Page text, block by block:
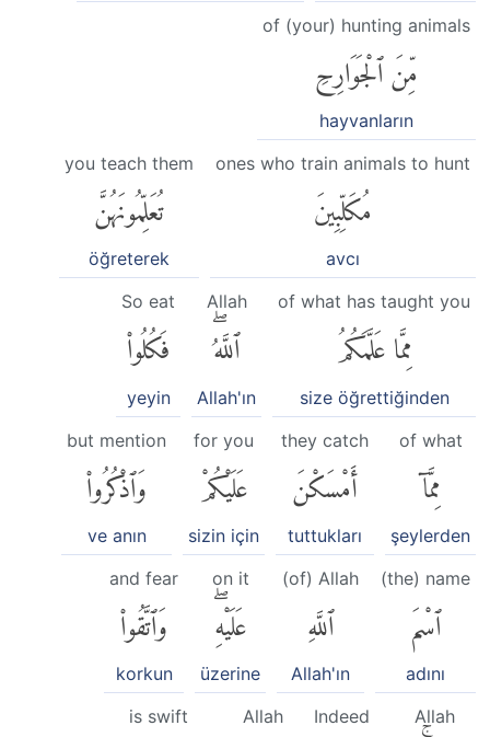
of (your) hunting animals
مِّنَ ٱلْجَوَارِحِ
hayvanların
ones who train animals to hunt
مُكَلِّبِينَ
avcı
you teach them
تُعَلِّمُونَهُنَّ
öğreterek
of what has taught you
مِمَّا عَلَّمَكُمُ
size öğrettiğinden
Allah
ٱللَّهُۖ
Allah'ın
So eat
فَكُلُوا۟
yeyin
of what
مِمَّآ
şeylerden
they catch
أَمْسَكْنَ
tuttukları
for you
عَلَيْكُمْ
sizin için
but mention
وَٱذْكُرُوا۟
ve anın
(the) name
ٱسْمَ
adını
(of) Allah
ٱللَّهِ
Allah'ın
on it
عَلَيْهِۖ
üzerine
and fear
وَٱتَّقُوا۟
korkun
Allah
Indeed
Allah
is swift